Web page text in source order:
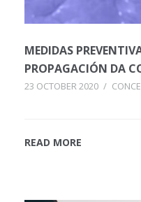
MEDIDAS
PROPAGACIÓN DA
23 OCTOBER 2020 /
READ MORE